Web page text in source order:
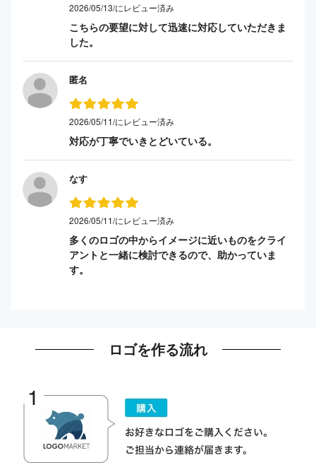
2026/05/13/にレビュー済み
こちらの要望に対して迅速に対応していただきま
した。
匿名
2026/05/11/にレビュー済み
対応が丁寧でいきとどいている。
なす
2026/05/11/にレビュー済み
多くのロゴの中からイメージに近いものをクライ
アントと一緒に検討できるので、助かっていま
す。
ロゴを作る流れ